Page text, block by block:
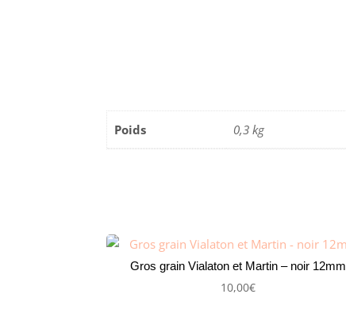
Poids 0,3 kg
Gros grain Vialaton et Martin – noir 12mm
10,00€